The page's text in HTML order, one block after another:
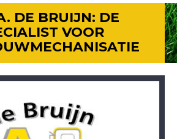
DE BRUIJN: DE
VOOR